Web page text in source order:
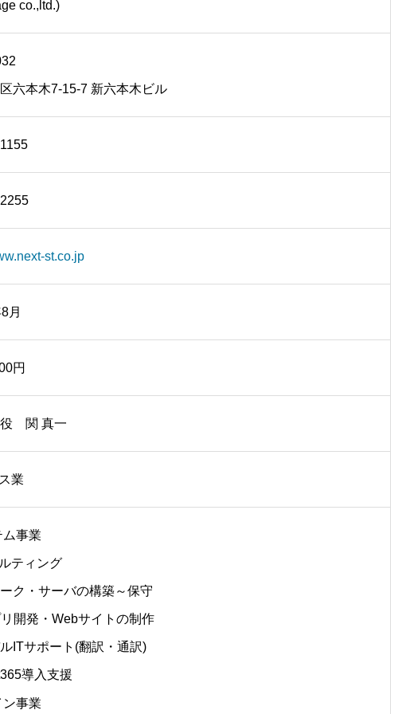
co.,ltd.)
六本木7-15-7 新六本木ビル
st.co.jp
月
円
役 関 真一
業
事業
ティング
ク・サーバの構築～保守
開発・Webサイトの制作
ITサポート(翻訳・通訳)
導入支援
事業